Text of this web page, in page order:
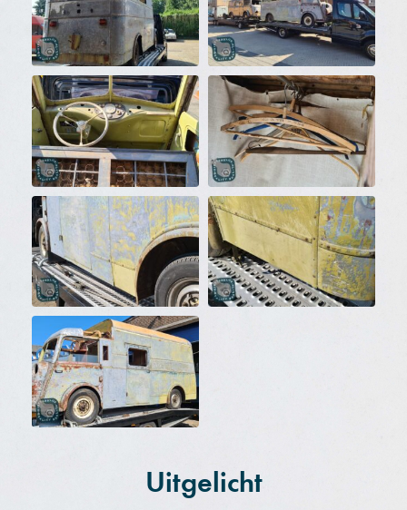
Uitgelicht